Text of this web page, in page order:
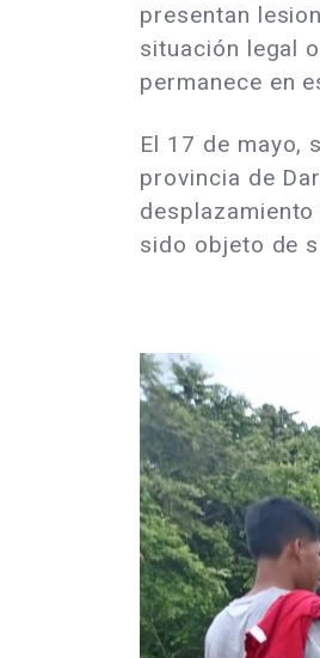
presentan
situación legal
permanece en
El 17 de mayo,
provincia de
sido objeto de